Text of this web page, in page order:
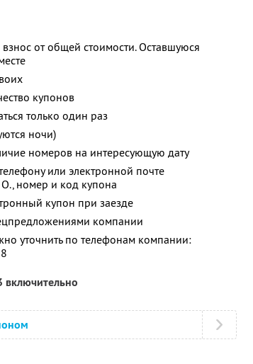
от общей стоимости. Оставшуюся
купонов
только один раз
ночи)
номеров на интересующую дату
или электронной почте
номер и код купона
купон при заезде
компании
уточнить по телефонам компании:
включительно